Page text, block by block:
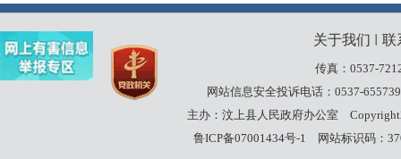
关于我们 联
传真：0537-
网站信息安全投诉电话：0537-
主办：汶上县人民政府办公室
鲁ICP备07001434号-1
网站标识码：